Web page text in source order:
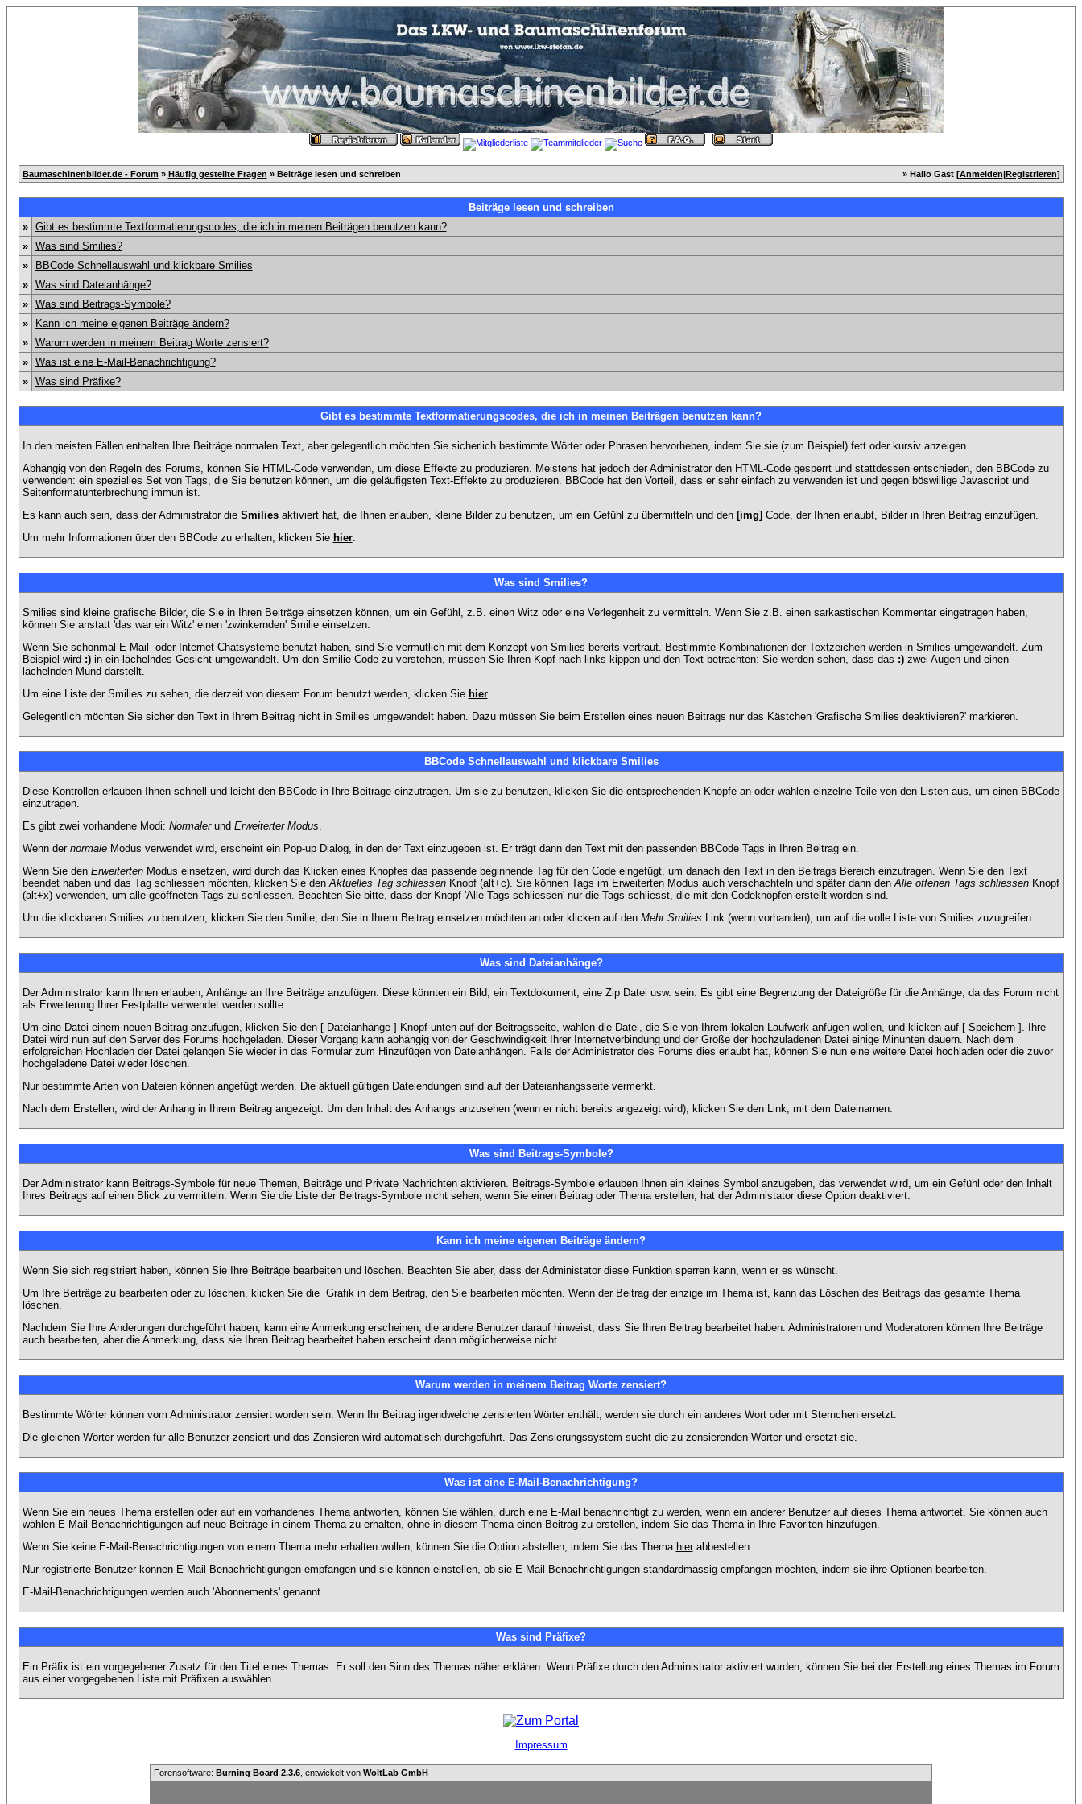
Baumaschinenbilder.de - Forum » Häufig gestellte Fragen » Beiträge lesen und schreiben » Hallo Gast [Anmelden|Registrieren]
Beiträge lesen und schreiben
»
Gibt es bestimmte Textformatierungscodes, die ich in meinen Beiträgen benutzen kann?
»
Was sind Smilies?
»
BBCode Schnellauswahl und klickbare Smilies
»
Was sind Dateianhänge?
»
Was sind Beitrags-Symbole?
»
Kann ich meine eigenen Beiträge ändern?
»
Warum werden in meinem Beitrag Worte zensiert?
»
Was ist eine E-Mail-Benachrichtigung?
»
Was sind Präfixe?
Gibt es bestimmte Textformatierungscodes, die ich in meinen Beiträgen benutzen kann?
In den meisten Fällen enthalten Ihre Beiträge normalen Text, aber gelegentlich möchten Sie sicherlich bestimmte Wörter oder Phrasen hervorheben, indem Sie sie (zum Beispiel) fett oder kursiv anzeigen.
Abhängig von den Regeln des Forums, können Sie HTML-Code verwenden, um diese Effekte zu produzieren. Meistens hat jedoch der Administrator den HTML-Code gesperrt und stattdessen entschieden, den BBCode zu
verwenden: ein spezielles Set von Tags, die Sie benutzen können, um die geläufigsten Text-Effekte zu produzieren. BBCode hat den Vorteil, dass er sehr einfach zu verwenden ist und gegen böswillige Javascript und
Seitenformatunterbrechung immun ist.
Es kann auch sein, dass der Administrator die Smiliesaktiviert hat, die Ihnen erlauben, kleine Bilder zu benutzen, um ein Gefühl zu übermitteln und den [img] Code, der Ihnen erlaubt, Bilder in Ihren Beitrag einzufügen.
Um mehr Informationen über den BBCode zu erhalten, klicken Sie hier.
Was sind Smilies?
Smilies sind kleine grafische Bilder, die Sie in Ihren Beiträge einsetzen können, um ein Gefühl, z.B. einen Witz oder eine Verlegenheit zu vermitteln. Wenn Sie z.B. einen sarkastischen Kommentar eingetragen haben,
können Sie anstatt 'das war ein Witz' einen 'zwinkernden' Smilie einsetzen.
Wenn Sie schonmal E-Mail- oder Internet-Chatsysteme benutzt haben, sind Sie vermutlich mit dem Konzept von Smilies bereits vertraut. Bestimmte Kombinationen der Textzeichen werden in Smilies umgewandelt. Zum
Beispiel wird :)in ein lächelndes Gesicht umgewandelt. Um den Smilie Code zu verstehen, müssen Sie Ihren Kopf nach links kippen und den Text betrachten: Sie werden sehen, dass das :)zwei Augen und einen
lächelnden Mund darstellt.
Um eine Liste der Smilies zu sehen, die derzeit von diesem Forum benutzt werden, klicken Sie hier.
Gelegentlich möchten Sie sicher den Text in Ihrem Beitrag nicht in Smilies umgewandelt haben. Dazu müssen Sie beim Erstellen eines neuen Beitrags nur das Kästchen 'Grafische Smilies deaktivieren?' markieren.
BBCode Schnellauswahl und klickbare Smilies
Diese Kontrollen erlauben Ihnen schnell und leicht den BBCode in Ihre Beiträge einzutragen. Um sie zu benutzen, klicken Sie die entsprechenden Knöpfe an oder wählen einzelne Teile von den Listen aus, um einen BBCode
einzutragen.
Es gibt zwei vorhandene Modi: Normalerund Erweiterter Modus.
Wenn der normaleModus verwendet wird, erscheint ein Pop-up Dialog, in den der Text einzugeben ist. Er trägt dann den Text mit den passenden BBCode Tags in Ihren Beitrag ein.
Wenn Sie den ErweitertenModus einsetzen, wird durch das Klicken eines Knopfes das passende beginnende Tag für den Code eingefügt, um danach den Text in den Beitrags Bereich einzutragen. Wenn Sie den Text
beendet haben und das Tag schliessen möchten, klicken Sie denAktuelles Tag schliessenKnopf (alt+c). Sie können Tags im Erweiterten Modus auch verschachteln und später dann denAlle offenen Tags schliessenKnopf
(alt+x) verwenden, um alle geöffneten Tags zu schliessen. Beachten Sie bitte, dass der Knopf 'Alle Tags schliessen' nur die Tags schliesst, die mit den Codeknöpfen erstellt worden sind.
Um die klickbaren Smilies zu benutzen, klicken Sie den Smilie, den Sie in Ihrem Beitrag einsetzen möchten an oder klicken auf den Mehr Smilies Link (wenn vorhanden), um auf die volle Liste von Smilies zuzugreifen.
Was sind Dateianhänge?
Der Administrator kann Ihnen erlauben, Anhänge an Ihre Beiträge anzufügen. Diese könnten ein Bild, ein Textdokument, eine Zip Datei usw. sein. Es gibt eine Begrenzung der Dateigröße für die Anhänge, da das Forum nicht
als Erweiterung Ihrer Festplatte verwendet werden sollte.
Um eine Datei einem neuen Beitrag anzufügen, klicken Sie den [ Dateianhänge ] Knopf unten auf der Beitragsseite, wählen die Datei, die Sie von Ihrem lokalen Laufwerk anfügen wollen, und klicken auf [ Speichern ]. Ihre
Datei wird nun auf den Server des Forums hochgeladen. Dieser Vorgang kann abhängig von der Geschwindigkeit Ihrer Internetverbindung und der Größe der hochzuladenen Datei einige Minunten dauern. Nach dem
erfolgreichen Hochladen der Datei gelangen Sie wieder in das Formular zum Hinzufügen von Dateianhängen. Falls der Administrator des Forums dies erlaubt hat, können Sie nun eine weitere Datei hochladen oder die zuvor
hochgeladene Datei wieder löschen.
Nur bestimmte Arten von Dateien können angefügt werden. Die aktuell gültigen Dateiendungen sind auf der Dateianhangsseite vermerkt.
Nach dem Erstellen, wird der Anhang in Ihrem Beitrag angezeigt. Um den Inhalt des Anhangs anzusehen (wenn er nicht bereits angezeigt wird), klicken Sie den Link, mit dem Dateinamen.
Was sind Beitrags-Symbole?
Der Administrator kann Beitrags-Symbole für neue Themen, Beiträge und Private Nachrichten aktivieren. Beitrags-Symbole erlauben Ihnen ein kleines Symbol anzugeben, das verwendet wird, um ein Gefühl oder den Inhalt
Ihres Beitrags auf einen Blick zu vermitteln. Wenn Sie die Liste der Beitrags-Symbole nicht sehen, wenn Sie einen Beitrag oder Thema erstellen, hat der Administator diese Option deaktiviert.
Kann ich meine eigenen Beiträge ändern?
Wenn Sie sich registriert haben, können Sie Ihre Beiträge bearbeiten und löschen. Beachten Sie aber, dass der Administator diese Funktion sperren kann, wenn er es wünscht.
Um Ihre Beiträge zu bearbeiten oder zu löschen, klicken Sie die Grafik in dem Beitrag, den Sie bearbeiten möchten. Wenn der Beitrag der einzige im Thema ist, kann das Löschen des Beitrags das gesamte Thema
löschen.
Nachdem Sie Ihre Änderungen durchgeführt haben, kann eine Anmerkung erscheinen, die andere Benutzer darauf hinweist, dass Sie Ihren Beitrag bearbeitet haben. Administratoren und Moderatoren können Ihre Beiträge
auch bearbeiten, aber die Anmerkung, dass sie Ihren Beitrag bearbeitet haben erscheint dann möglicherweise nicht.
Warum werden in meinem Beitrag Worte zensiert?
Bestimmte Wörter können vom Administrator zensiert worden sein. Wenn Ihr Beitrag irgendwelche zensierten Wörter enthält, werden sie durch ein anderes Wort oder mit Sternchen ersetzt.
Die gleichen Wörter werden für alle Benutzer zensiert und das Zensieren wird automatisch durchgeführt. Das Zensierungssystem sucht die zu zensierenden Wörter und ersetzt sie.
Was ist eine E-Mail-Benachrichtigung?
Wenn Sie ein neues Thema erstellen oder auf ein vorhandenes Thema antworten, können Sie wählen, durch eine E-Mail benachrichtigt zu werden, wenn ein anderer Benutzer auf dieses Thema antwortet. Sie können auch
wählen E-Mail-Benachrichtigungen auf neue Beiträge in einem Thema zu erhalten, ohne in diesem Thema einen Beitrag zu erstellen, indem Sie das Thema in Ihre Favoriten hinzufügen.
Wenn Sie keine E-Mail-Benachrichtigungen von einem Thema mehr erhalten wollen, können Sie die Option abstellen, indem Sie das Thema hierabbestellen.
Nur registrierte Benutzer können E-Mail-Benachrichtigungen empfangen und sie können einstellen, ob sie E-Mail-Benachrichtigungen standardmässig empfangen möchten, indem sie ihre Optionenbearbeiten.
E-Mail-Benachrichtigungen werden auch 'Abonnements' genannt.
Was sind Präfixe?
Ein Präfix ist ein vorgegebener Zusatz für den Titel eines Themas. Er soll den Sinn des Themas näher erklären. Wenn Präfixe durch den Administrator aktiviert wurden, können Sie bei der Erstellung eines Themas im Forum
aus einer vorgegebenen Liste mit Präfixen auswählen.
Impressum
Forensoftware: Burning Board 2.3.6 , entwickelt von WoltLab GmbH